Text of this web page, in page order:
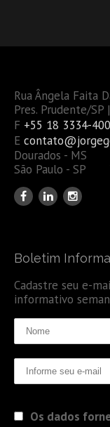
Rua Ângela Faita
Pres. Prudente/SP
F +55 18 3334-
E
Dourados - MS
São Paulo - SP
Boletim
Cadastre seu e-
informativo
Os dados